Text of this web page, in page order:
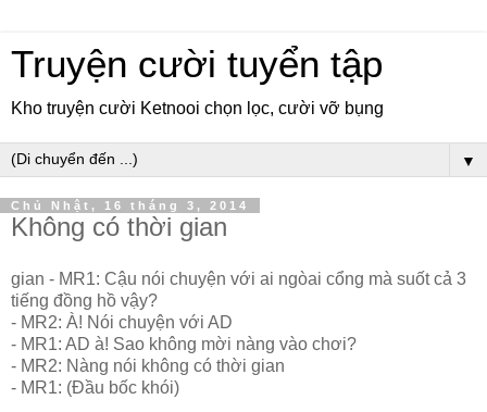
Truyện cười tuyển tập
Kho truyện cười Ketnooi chọn lọc, cười vỡ bụng
▼
Chủ Nhật, 16 tháng 3, 2014
Không có thời gian
gian - MR1: Cậu nói chuyện với ai ngòai cổng mà suốt cả 3
tiếng đồng hồ vậy?
- MR2: À! Nói chuyện với AD
- MR1: AD à! Sao không mời nàng vào chơi?
- MR2: Nàng nói không có thời gian
- MR1: (Đầu bốc khói)